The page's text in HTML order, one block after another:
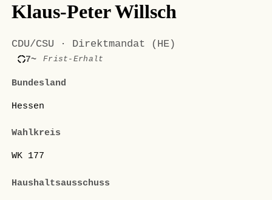
Klaus-Peter Willsch
CDU/CSU · Direktmandat (HE)
7~ Frist-Erhalt
Bundesland
Hessen
Wahlkreis
WK 177
Haushaltsausschuss